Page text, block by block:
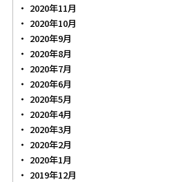
2020年11月
2020年10月
2020年9月
2020年8月
2020年7月
2020年6月
2020年5月
2020年4月
2020年3月
2020年2月
2020年1月
2019年12月